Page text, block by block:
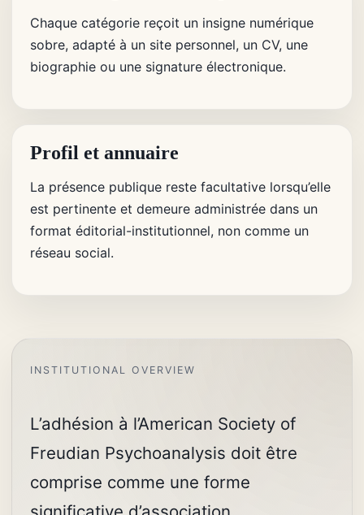
Chaque catégorie reçoit un insigne numérique
sobre, adapté à un site personnel, un CV, une
biographie ou une signature électronique.
Profil et annuaire
La présence publique reste facultative lorsqu’elle
est pertinente et demeure administrée dans un
format éditorial-institutionnel, non comme un
réseau social.
L’adhésion à l’American Society of
Freudian Psychoanalysis doit être
comprise comme une forme